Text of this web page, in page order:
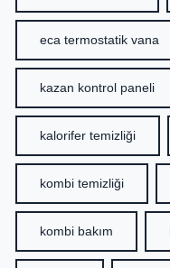
eca termostatik vana
kazan kontrol paneli
kalorifer temizliği
kombi temizliği
kombi bakım